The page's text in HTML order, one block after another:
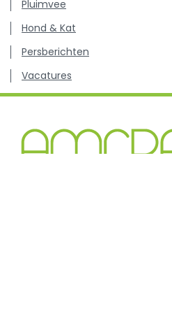
Pluimvee
Hond & Kat
Persberichten
Vacatures